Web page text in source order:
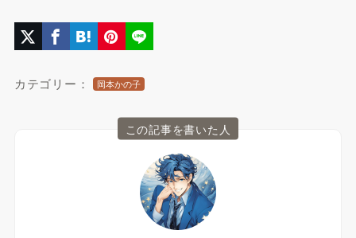
カテゴリー： 岡本かの子
この記事を書いた人